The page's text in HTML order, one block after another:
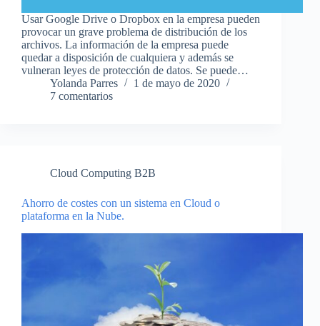
Usar Google Drive o Dropbox en la empresa pueden
provocar un grave problema de distribución de los
archivos. La información de la empresa puede
quedar a disposición de cualquiera y además se
vulneran leyes de protección de datos. Se puede…
Yolanda Parres
1 de mayo de 2020
7 comentarios
Cloud Computing B2B
Ahorro de costes con un sistema en Cloud o
plataforma en la Nube.